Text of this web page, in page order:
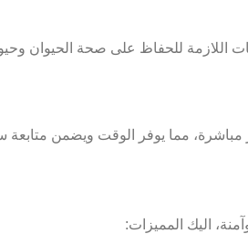
اللازمة للحفاظ على صحة الحيوان
مباشرة، مما يوفر الوقت ويضمن متابعة
اليك المميزات: